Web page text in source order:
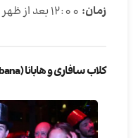
زمان:
کلاب سافاری و هابانا (Club Safari and Habana)